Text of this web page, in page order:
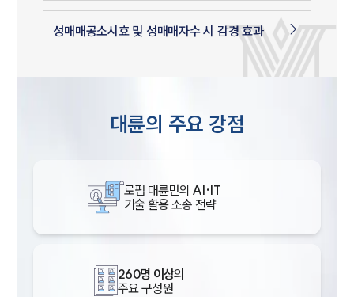
성매매공소시효 및 성매매자수 시 감경 효과
대륜의 주요 강점
로펌 대륜만의 AI·IT
기술 활용 소송 전략
260명 이상의
주요 구성원